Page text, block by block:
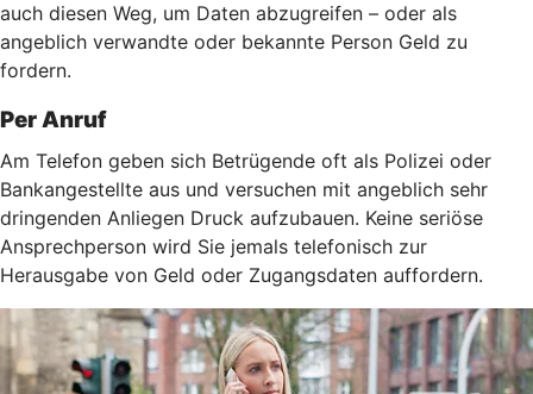
auch diesen Weg, um Daten abzugreifen – oder als
angeblich verwandte oder bekannte Person Geld zu
fordern.
Per Anruf
Am Telefon geben sich Betrügende oft als Polizei oder
Bankangestellte aus und versuchen mit angeblich sehr
dringenden Anliegen Druck aufzubauen. Keine seriöse
Ansprechperson wird Sie jemals telefonisch zur
Herausgabe von Geld oder Zugangsdaten auffordern.